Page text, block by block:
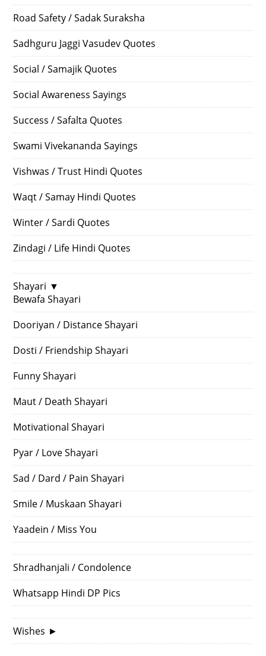
Road Safety / Sadak Suraksha
Sadhguru Jaggi Vasudev Quotes
Social / Samajik Quotes
Social Awareness Sayings
Success / Safalta Quotes
Swami Vivekananda Sayings
Vishwas / Trust Hindi Quotes
Waqt / Samay Hindi Quotes
Winter / Sardi Quotes
Zindagi / Life Hindi Quotes
Shayari ▼
Bewafa Shayari
Dooriyan / Distance Shayari
Dosti / Friendship Shayari
Funny Shayari
Maut / Death Shayari
Motivational Shayari
Pyar / Love Shayari
Sad / Dard / Pain Shayari
Smile / Muskaan Shayari
Yaadein / Miss You
Shradhanjali / Condolence
Whatsapp Hindi DP Pics
Wishes ►